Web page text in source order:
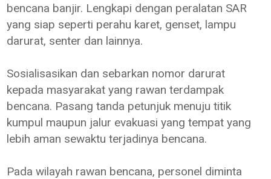
bencana banjir. Lengkapi dengan peralatan SAR
yang siap seperti perahu karet, genset, lampu
darurat, senter dan lainnya.
Sosialisasikan dan sebarkan nomor darurat
kepada masyarakat yang rawan terdampak
bencana. Pasang tanda petunjuk menuju titik
kumpul maupun jalur evakuasi yang tempat yang
lebih aman sewaktu terjadinya bencana.
Pada wilayah rawan bencana, personel diminta